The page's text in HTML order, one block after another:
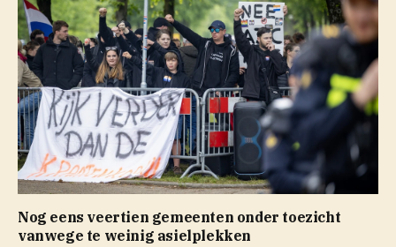
Nog eens veertien gemeenten onder toezicht
vanwege te weinig asielplekken